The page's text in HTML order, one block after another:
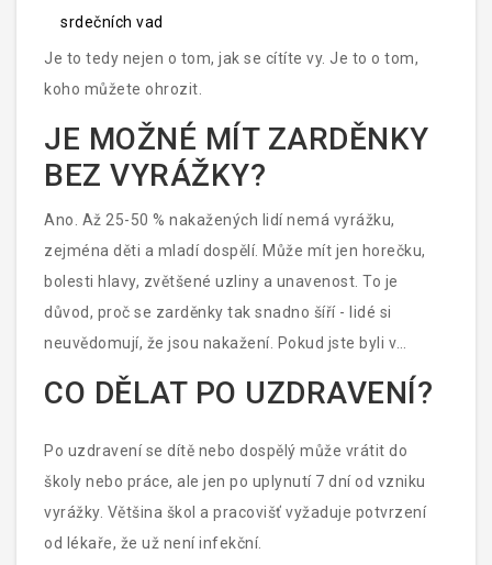
srdečních vad
Je to tedy nejen o tom, jak se cítíte vy. Je to o tom,
koho můžete ohrozit.
JE MOŽNÉ MÍT ZARDĚNKY
BEZ VYRÁŽKY?
Ano. Až 25-50 % nakažených lidí nemá vyrážku,
zejména děti a mladí dospělí. Může mít jen horečku,
bolesti hlavy, zvětšené uzliny a unavenost. To je
důvod, proč se zarděnky tak snadno šíří - lidé si
neuvědomují, že jsou nakažení. Pokud jste byli v
kontaktu s nakaženou osobou a máte horečku a
unavenost, nezavírejte se doma jen proto, že nemáte
CO DĚLAT PO UZDRAVENÍ?
Po uzdravení se dítě nebo dospělý může vrátit do
školy nebo práce, ale jen po uplynutí 7 dní od vzniku
vyrážky. Většina škol a pracovišť vyžaduje potvrzení
od lékaře, že už není infekční.